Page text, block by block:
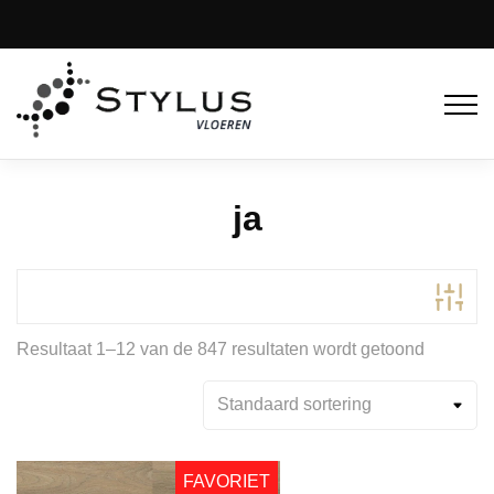
ja
Productcategorieën
PVC All-in + Leggen(124)
Resultaat 1–12 van de 847 resultaten wordt getoond
FAVORIET